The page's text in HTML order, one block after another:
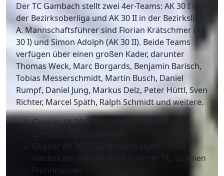
Der TC Gambach stellt zwei 4er-Teams: AK 30 I in
der Bezirksoberliga und AK 30 II in der Bezirksliga
A. Mannschaftsführer sind Florian Krätschmer (AK
30 I) und Simon Adolph (AK 30 II). Beide Teams
verfügen über einen großen Kader, darunter
Thomas Weck, Marc Borgards, Benjamin Barisch,
Tobias Messerschmidt, Martin Busch, Daniel
Rumpf, Daniel Jung, Markus Delz, Peter Hüttl, Sven
Richter, Marcel Späth, Ralph Schmidt und weitere.
Gegner AK 30 I: RW Gießen, TC Leun, TC
Gegner AK 30 II: SG Niederwalgern, MSG
Niederklein/Kirtorf, Reiskirchener TC, Oranien
Frohnhausen